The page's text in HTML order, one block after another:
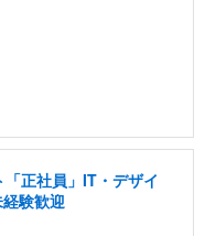
正社員」IT・デザイ
験歓迎